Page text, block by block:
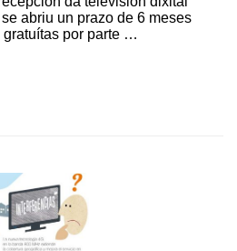
abriu un prazo de 6 meses
gratuítas por parte …